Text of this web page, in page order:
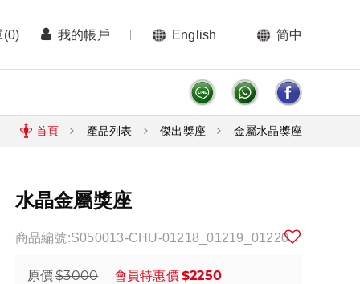
(0) 我的帳戶 English 简中
首頁 產品列表 傑出獎座 金屬水晶獎座
水晶金屬獎座
商品編號:S050013-CHU-01218_01219_01220
原價$3000 會員特惠價$2250